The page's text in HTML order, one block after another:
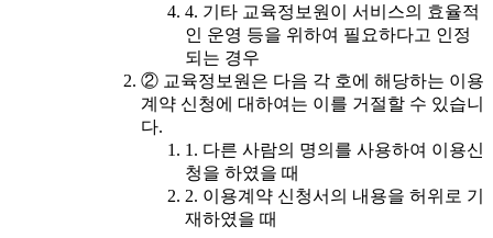
4. 기타 교육정보원이 서비스의 효율적
인 운영 등을 위하여 필요하다고 인정
되는 경우
② 교육정보원은 다음 각 호에 해당하는 이용
계약 신청에 대하여는 이를 거절할 수 있습니
다.
1. 다른 사람의 명의를 사용하여 이용신
청을 하였을 때
2. 이용계약 신청서의 내용을 허위로 기
재하였을 때